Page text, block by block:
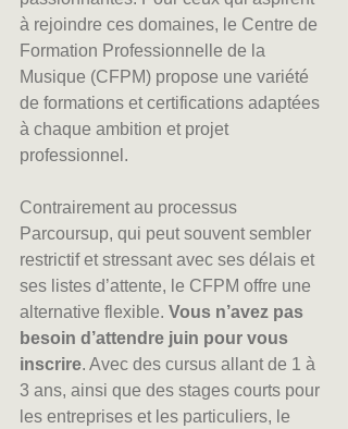
à rejoindre ces domaines, le Centre de
Formation Professionnelle de la
Musique (CFPM) propose une variété
de formations et certifications adaptées
à chaque ambition et projet
professionnel.
Contrairement au processus
Parcoursup, qui peut souvent sembler
restrictif et stressant avec ses délais et
ses listes d’attente, le CFPM offre une
alternative flexible. Vous n’avez pas
besoin d’attendre juin pour vous
inscrire. Avec des cursus allant de 1 à
3 ans, ainsi que des stages courts pour
les entreprises et les particuliers, le